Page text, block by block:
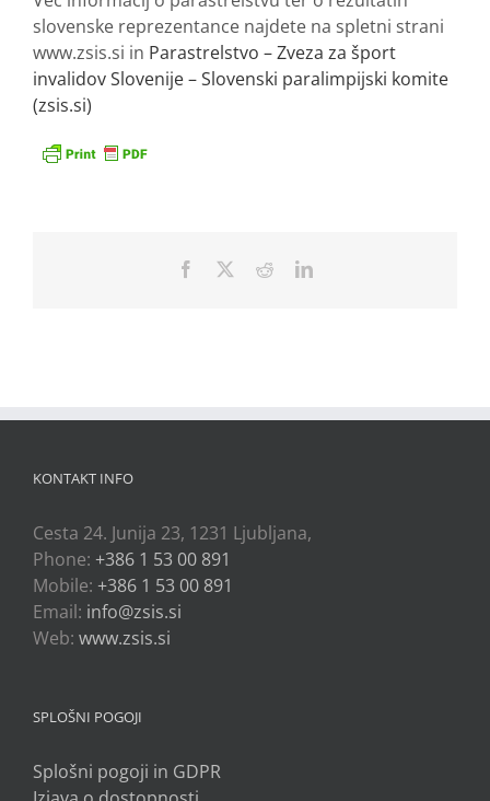
slovenske reprezentance najdete na spletni strani
www.zsis.si in Parastrelstvo – Zveza za šport
invalidov Slovenije – Slovenski paralimpijski komite
(zsis.si)
Facebook RedditLinkedIn
KONTAKT INFO
Cesta 24. Junija 23, 1231 Ljubljana,
Phone: +386 1 53 00 891
Mobile: +386 1 53 00 891
Email: info@zsis.si
Web: www.zsis.si
SPLOŠNI POGOJI
Splošni pogoji in GDPR